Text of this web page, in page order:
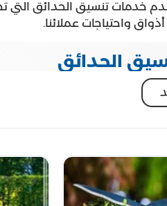
خدمات تنسيق الحدائق التي
واحتياجات عملائنا.
الحدائق
لتحويل الفضاءات الخارجية إلى
لإضافة عنصر منعش
المناسب، مما يجعل الحديقة
والنجيل لضمان مظهر خضرة
الحدائق وضمان استمرار